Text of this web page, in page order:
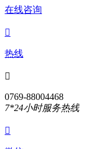
在线咨询

热线

0769-88004468
7*24小时服务热线
